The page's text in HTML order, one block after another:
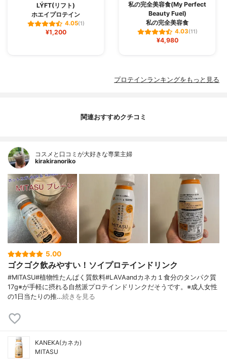
LÝFT(リフト)
ホエイプロテイン
4.05(1)
¥1,200
私の完全美容食(My Perfect
Beauty Fuel)
私の完全美容食
4.03(11)
¥4,980
プロテインランキングをもっと見る
関連おすすめクチコミ
コスメと口コミが大好きな専業主婦
kirakiranoriko
5.00
ゴクゴク飲みやすい！ソイプロテインドリンク
#MITASU#植物性たんぱく質飲料#LAVAandカネカ１食分のタンパク質
17g※が手軽に摂れる自然派プロテインドリンクだそうです。※成人女性
の1日当たりの推…続きを見る
KANEKA(カネカ)
MITASU